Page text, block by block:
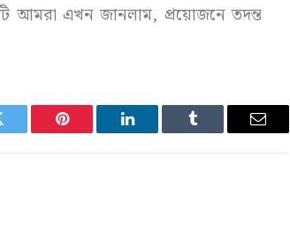
আমরা এখন জানলাম, প্রয়োজনে তদন্ত
Pinterest LinkedIn Tumblr Email